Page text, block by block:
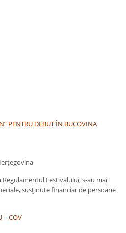
PENTRU DEBUT ÎN BUCOVINA
Festivalului, s-au mai
susţinute financiar de persoane
– COV